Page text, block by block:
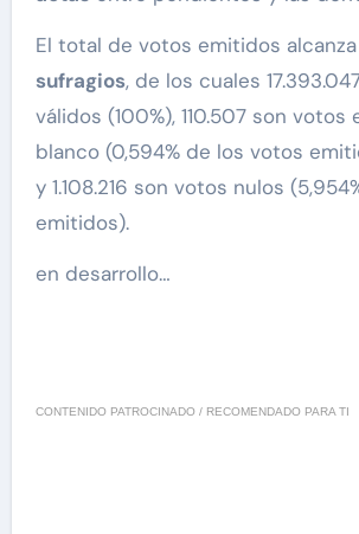
El total de votos emitidos
sufragios, de los cuales
válidos (100%), 110.507 son votos
blanco (0,594% de los votos
y 1.108.216 son votos nulos
emitidos).
en desarrollo…
CONTENIDO PATROCINADO / RECOMENDADO PARA TI